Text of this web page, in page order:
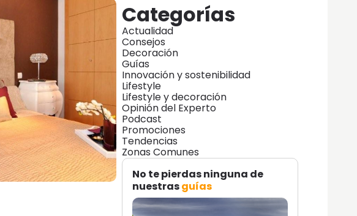
Categorías
Actualidad
Consejos
Decoración
Guías
Innovación y sostenibilidad
Lifestyle
Lifestyle y decoración
Opinión del Experto
Podcast
Promociones
Tendencias
Zonas Comunes
No te pierdas ninguna de
nuestrasguías